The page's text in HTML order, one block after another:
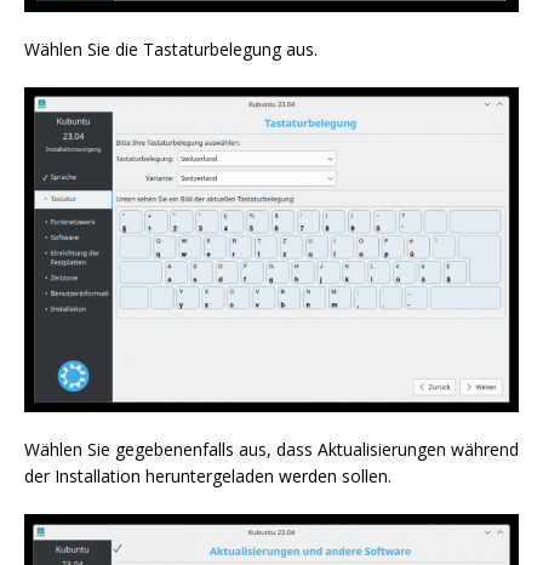
Wählen Sie die Tastaturbelegung aus.
Wählen Sie gegebenenfalls aus, dass Aktualisierungen während
der Installation heruntergeladen werden sollen.